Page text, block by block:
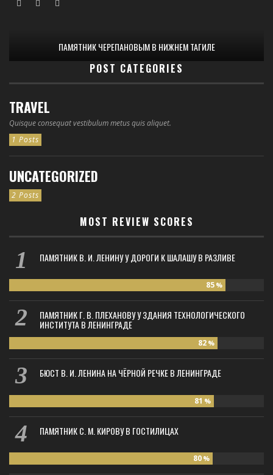
ПАМЯТНИК ЧЕРЕПАНОВЫМ В НИЖНЕМ ТАГИЛЕ
POST CATEGORIES
TRAVEL
Quisque consequat vestibulum metus quis aliquet.
1 Posts
UNCATEGORIZED
2 Posts
MOST REVIEW SCORES
ПАМЯТНИК В. И. ЛЕНИНУ У ДОРОГИ К ШАЛАШУ В РАЗЛИВЕ
85 %
ПАМЯТНИК Г. В. ПЛЕХАНОВУ У ЗДАНИЯ ТЕХНОЛОГИЧЕСКОГО
ИНСТИТУТА В ЛЕНИНГРАДЕ
82 %
БЮСТ В. И. ЛЕНИНА НА ЧЁРНОЙ РЕЧКЕ В ЛЕНИНГРАДЕ
81 %
ПАМЯТНИК С. М. КИРОВУ В ГОСТИЛИЦАХ
80 %